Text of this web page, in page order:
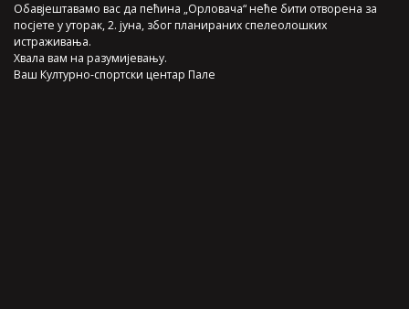
Обавјештавамо вас да пећина „Орловача“ неће бити отворена за
посјете у уторак, 2. јуна, због планираних спелеолошких
истраживања.
Хвала вам на разумијевању.
Ваш Културно-спортски центар Пале